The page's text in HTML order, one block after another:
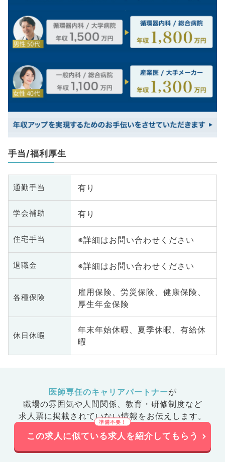
手当/福利厚生
通勤手当 有り
学会補助 有り
住宅手当 ※詳細はお問い合わせください
退職金 ※詳細はお問い合わせください
各種保険
雇用保険、労災保険、健康保険、
厚生年金保険
休日休暇
年末年始休暇、夏季休暇、有給休
暇
医師専任のキャリアパートナーが
職場の雰囲気や人間関係、 教育・研修制度など
求人票に掲載されていない情報をお伝えします。
この求人に似ている求人を紹介してもらう